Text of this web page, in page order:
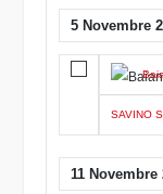
5 Novembre
SAVINO
11 Novembre